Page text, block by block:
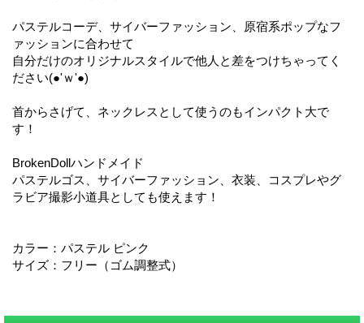
パステルコーデ、サイバーファッション、原宿系ポップなフ
ァッションに合わせて
自分だけのオリジナルスタイルで他人と差をつけちゃってく
ださい(●'ｗ'●)
首からさげて、ネックレスとして使うのもインパクト大で
す！
BrokenDollハンドメイド
パステルゴス、サイバーファッション、衣装、コスプレやグ
ラビア撮影小道具としても使えます！
カラー：パステル ピンク
サイズ：フリー（ゴム調整式）